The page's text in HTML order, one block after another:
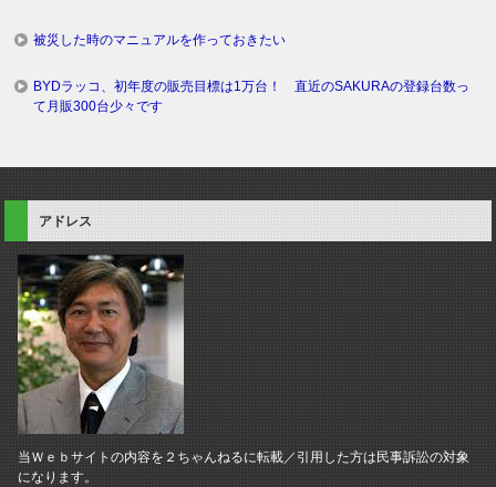
被災した時のマニュアルを作っておきたい
BYDラッコ、初年度の販売目標は1万台！ 直近のSAKURAの登録台数っ
て月販300台少々です
アドレス
当Ｗｅｂサイトの内容を２ちゃんねるに転載／引用した方は民事訴訟の対象
になります。